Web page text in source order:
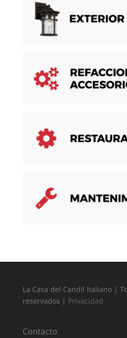
La Casa del Candil Italiano |
reservados | Privacidad
Contacto